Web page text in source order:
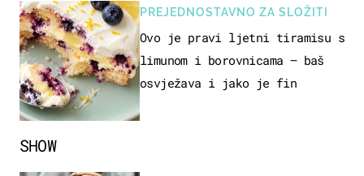
SHOW
PREJEDNOSTAVNO ZA SLOŽITI
Ovo je pravi ljetni tiramisu s
limunom i borovnicama – baš
osvježava i jako je fin